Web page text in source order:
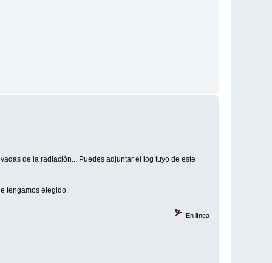
de la radiación... Puedes adjuntar el log tuyo de este
tengamos elegido.
En línea